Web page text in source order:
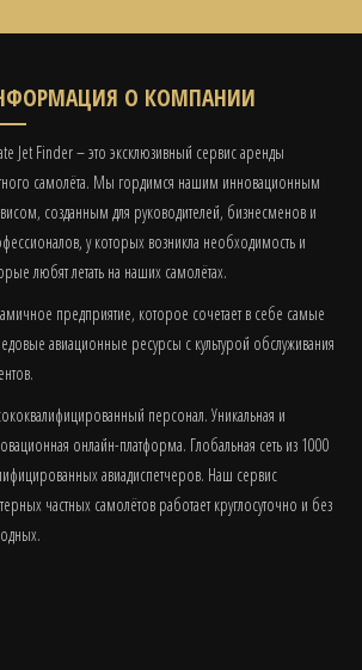
О КОМПАНИИ
Jet Finder – это эксклюзивный сервис аренды
самолёта. Мы гордимся нашим инновационным
созданным для руководителей, бизнесменов и
у которых возникла необходимость и
любят летать на наших самолётах.
предприятие, которое сочетает в себе самые
авиационные ресурсы с культурой обслуживания
персонал. Уникальная и
онлайн-платформа. Глобальная сеть из 1000
авиадиспетчеров. Наш сервис
частных самолётов работает круглосуточно и без